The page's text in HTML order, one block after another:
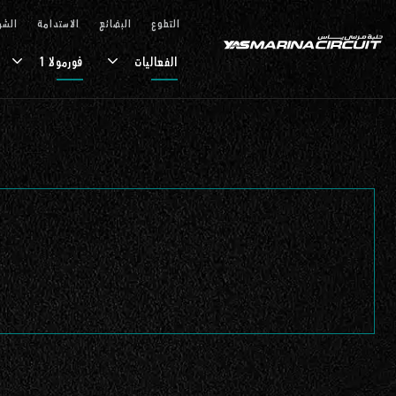
تخطي إلى المحتوى الرئيسي التطوع البضائع الاستدامة
الفعاليات فورمولا 1